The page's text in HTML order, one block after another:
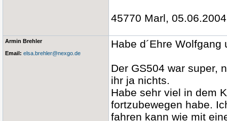
45770 Marl,
Armin Brehler
Email: elsa.brehler@nexgo.de
Habe d´Ehre Wolfgang
Der GS504 war super,
ihr ja nichts.
Habe sehr viel in dem
fortzubewegen habe.
fahren kann wie mit